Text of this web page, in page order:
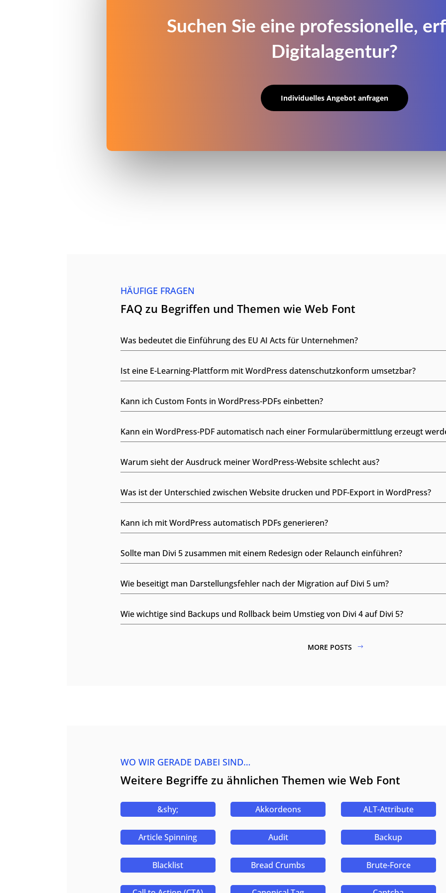
Suchen Sie eine professionelle,
Digitalagentur?
Individuelles Angebot anfragen
HÄUFIGE FRAGEN
FAQ zu Begriffen und Themen wie Web Font
Was bedeutet die Einführung des EU AI Acts für Unternehmen?
Ist eine E-Learning-Plattform mit WordPress datenschutzkonform umsetzbar?
Kann ich Custom Fonts in WordPress-PDFs einbetten?
Kann ein WordPress-PDF automatisch nach einer Formularübermittlung erzeugt
Warum sieht der Ausdruck meiner WordPress-Website schlecht aus?
Was ist der Unterschied zwischen Website drucken und PDF-Export in WordPress?
Kann ich mit WordPress automatisch PDFs generieren?
Sollte man Divi 5 zusammen mit einem Redesign oder Relaunch einführen?
Wie beseitigt man Darstellungsfehler nach der Migration auf Divi 5 um?
Wie wichtige sind Backups und Rollback beim Umstieg von Divi 4 auf Divi 5?
MORE POSTS
WO WIR GERADE DABEI SIND…
Weitere Begriffe zu ähnlichen Themen wie Web Font
&shy; Akkordeons ALT-Attribute
Article Spinning Audit Backup
Blacklist Bread Crumbs Brute-Force